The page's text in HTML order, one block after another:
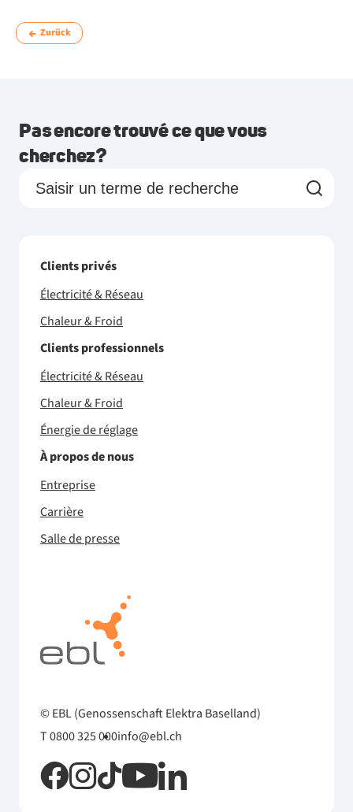
Zurück
Pas encore trouvé ce que vous
cherchez?
Clients privés
Électricité & Réseau
Chaleur & Froid
Clients professionnels
Électricité & Réseau
Chaleur & Froid
Énergie de réglage
À propos de nous
Entreprise
Carrière
Salle de presse
© EBL (Genossenschaft Elektra Baselland)
T 0800 325 000info@ebl.ch